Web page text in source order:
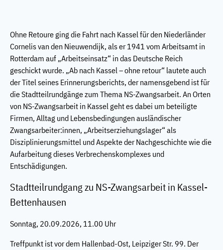
Ohne Retoure ging die Fahrt nach Kassel für den Niederländer
Cornelis van den Nieuwendijk, als er 1941 vom Arbeitsamt in
Rotterdam auf „Arbeitseinsatz“ in das Deutsche Reich
geschickt wurde. „Ab nach Kassel – ohne retour“ lautete auch
der Titel seines Erinnerungsberichts, der namensgebend ist für
die Stadtteilrundgänge zum Thema NS-Zwangsarbeit. An Orten
von NS-Zwangsarbeit in Kassel geht es dabei um beteiligte
Firmen, Alltag und Lebensbedingungen ausländischer
Zwangsarbeiter:innen, „Arbeitserziehungslager“ als
Disziplinierungsmittel und Aspekte der Nachgeschichte wie die
Aufarbeitung dieses Verbrechenskomplexes und
Entschädigungen.
Stadtteilrundgang zu NS-Zwangsarbeit in Kassel-
Bettenhausen
Sonntag, 20.09.2026, 11.00 Uhr
Treffpunkt ist vor dem Hallenbad-Ost, Leipziger Str. 99. Der